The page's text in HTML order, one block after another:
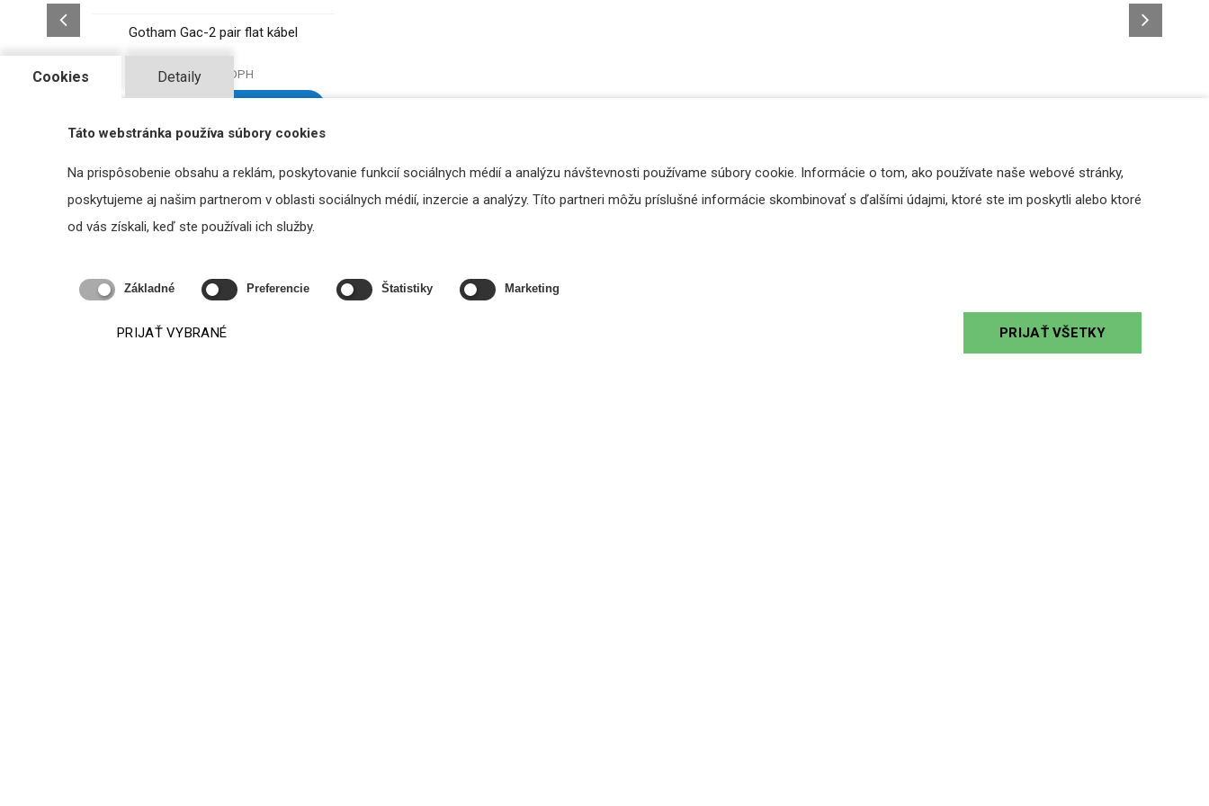
Gotham Gac-2 pair flat kábel
3,12 € s DPH
Podobné produkty
Cookies Detaily
Táto webstránka používa súbory cookies
Na prispôsobenie obsahu a reklám, poskytovanie funkcií sociálnych médií a analýzu návštevnosti používame súbory cookie. Informácie o tom, ako používate naše webové stránky,
poskytujeme aj našim partnerom v oblasti sociálnych médií, inzercie a analýzy. Títo partneri môžu príslušné informácie skombinovať s ďalšími údajmi, ktoré ste im poskytli alebo ktoré
od vás získali, keď ste používali ich služby.
Základné Preferencie Štatistiky Marketing
PRIJAŤ VYBRANÉ PRIJAŤ VŠETKY